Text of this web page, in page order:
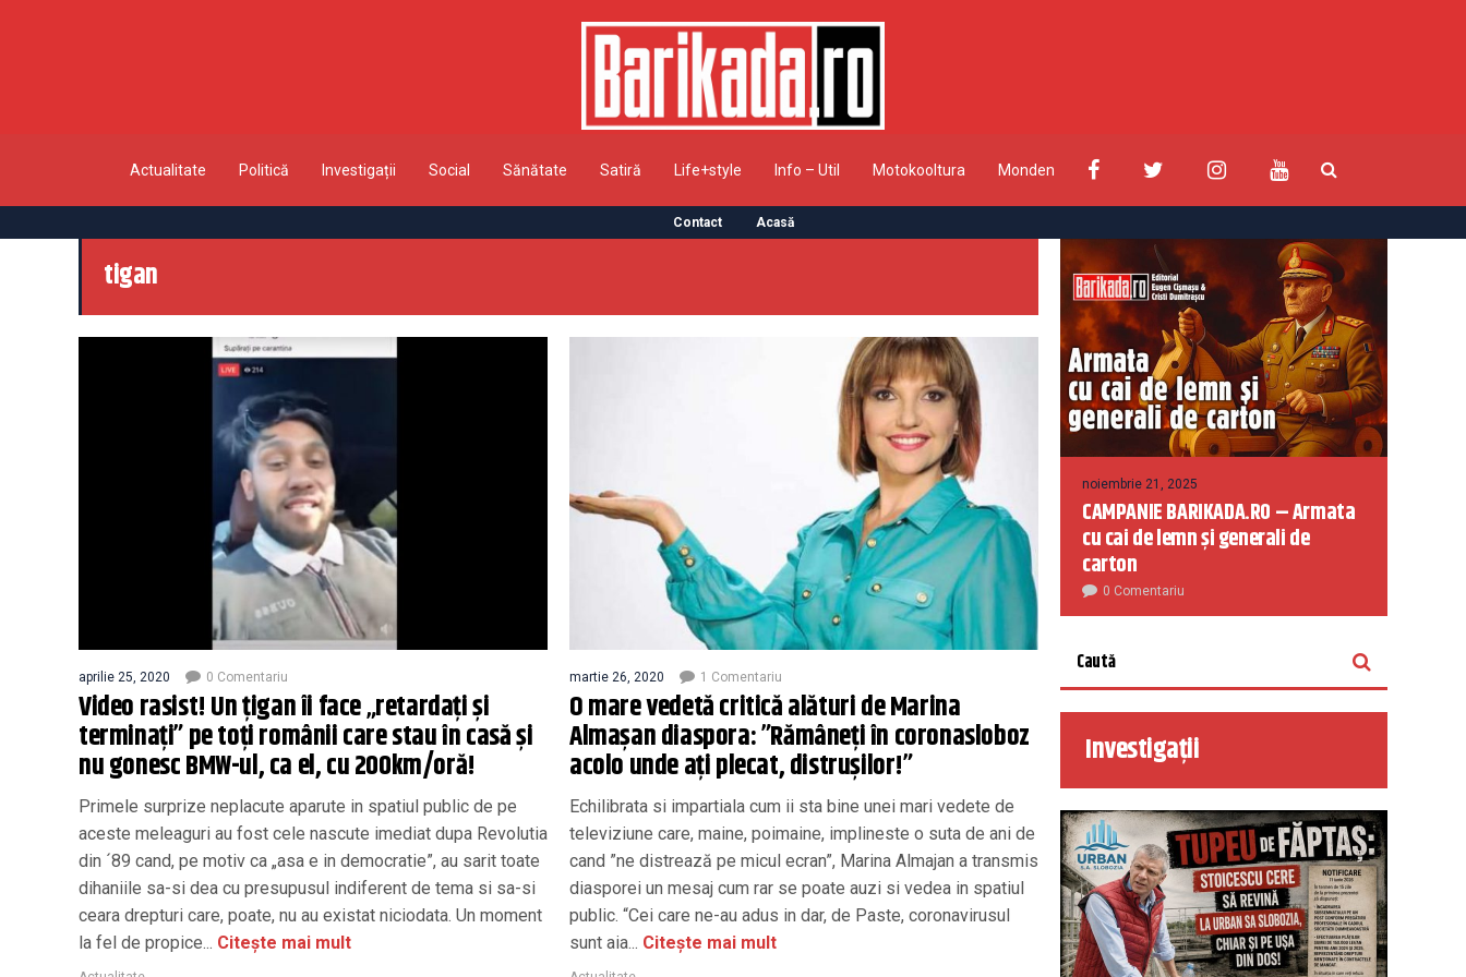
Actualitate Politică Investigații Social Sănătate Satiră Life+style Info – Util Motokooltura Monden
Contact Acasă
tigan
aprilie 25, 2020 0 Comentariu
Video rasist! Un țigan îi face „retardați și
terminați” pe toți românii care stau în casă și
nu gonesc BMW-ul, ca el, cu 200km/oră!
Primele surprize neplacute aparute in spatiul public de pe
aceste meleaguri au fost cele nascute imediat dupa Revolutia
din ´89 cand, pe motiv ca „asa e in democratie”, au sarit toate
dihaniile sa-si dea cu presupusul indiferent de tema si sa-si
ceara drepturi care, poate, nu au existat niciodata. Un moment
la fel de propice... Citește mai mult
martie 26, 2020 1 Comentariu
O mare vedetă critică alături de Marina
Almașan diaspora: ”Rămâneți în coronasloboz
acolo unde ați plecat, distrușilor!”
Echilibrata si impartiala cum ii sta bine unei mari vedete de
televiziune care, maine, poimaine, implineste o suta de ani de
cand ”ne distrează pe micul ecran”, Marina Almajan a transmis
diasporei un mesaj cum rar se poate auzi si vedea in spatiul
public. “Cei care ne-au adus in dar, de Paste, coronavirusul
sunt aia... Citește mai mult
noiembrie 21, 2025
CAMPANIE BARIKADA.RO – Armata
cu cai de lemn și generali de
carton
0 Comentariu
Investigații